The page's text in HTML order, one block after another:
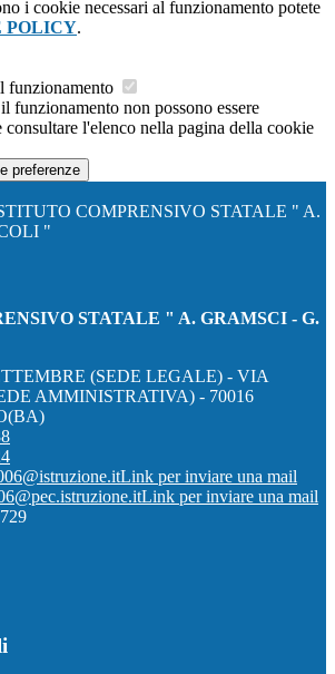
i cookie necessari al funzionamento potete
POLICY.
funzionamento
funzionamento non possono essere
l'elenco nella pagina della cookie
preferenze
COMPRENSIVO STATALE " A.
"
STATALE " A. GRAMSCI - G.
(SEDE LEGALE) - VIA
AMMINISTRATIVA) - 70016
Link per inviare una mail
Link per inviare una mail